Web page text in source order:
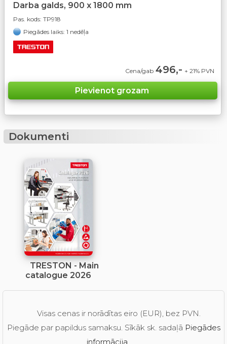
Darba galds, 900 x 1800 mm
Pas. kods: TP918
Piegādes laiks: 1 nedēļa
Cena/gab 496,- + 21% PVN
Dokumenti
TRESTON - Main
catalogue 2026
Visas cenas ir norādītas eiro (EUR), bez PVN.
Piegāde par papildus samaksu. Sīkāk sk. sadaļā Piegādes
informācija